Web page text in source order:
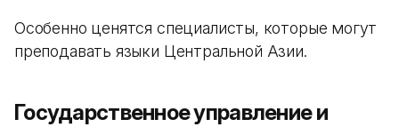
Особенно ценятся специалисты, которые могут
преподавать языки Центральной Азии.
Государственное управление и